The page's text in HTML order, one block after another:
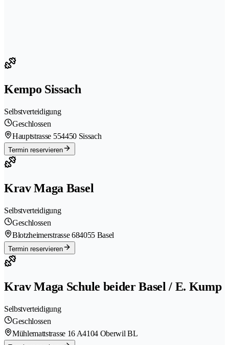
Kempo Sissach
Selbstverteidigung
Geschlossen
Hauptstrasse 554450 Sissach
Termin reservieren
Krav Maga Basel
Selbstverteidigung
Geschlossen
Blotzheimerstrasse 684055 Basel
Termin reservieren
Krav Maga Schule beider Basel / E. Kump
Selbstverteidigung
Geschlossen
Mühlemattstrasse 16 A4104 Oberwil BL